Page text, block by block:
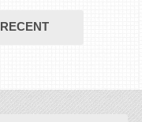
RECENT